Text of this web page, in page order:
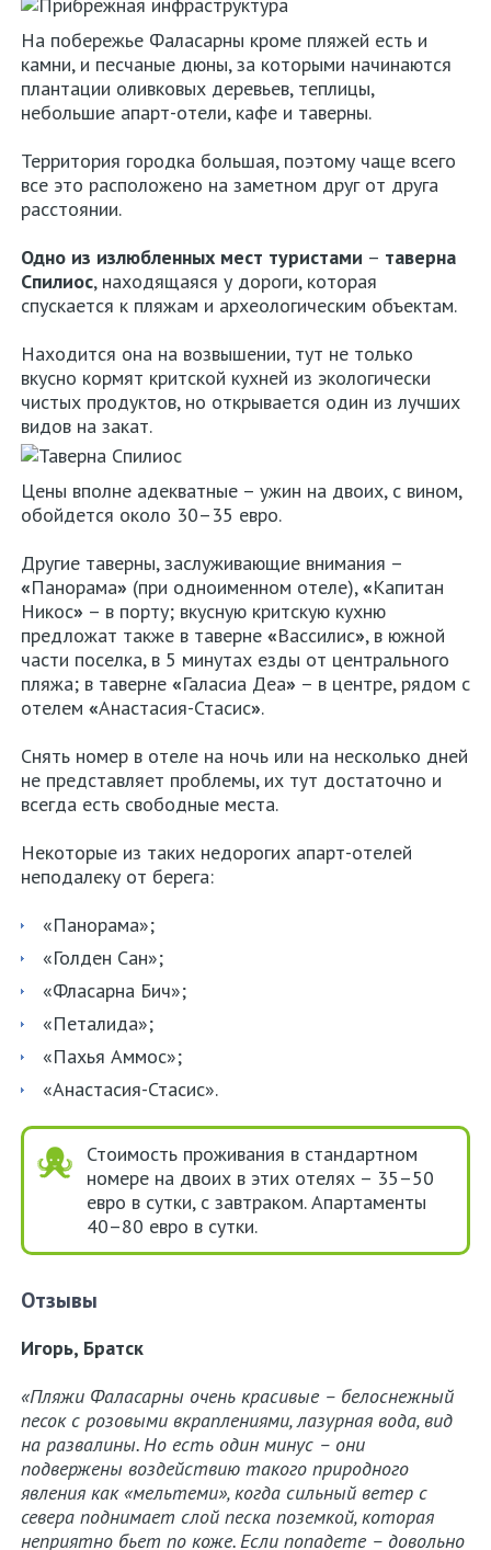
На побережье Фаласарны кроме пляжей есть и
камни, и песчаные дюны, за которыми начинаются
плантации оливковых деревьев, теплицы,
небольшие апарт-отели, кафе и таверны.
Территория городка большая, поэтому чаще всего
все это расположено на заметном друг от друга
расстоянии.
Одно из излюбленных мест туристами – таверна
Спилиос, находящаяся у дороги, которая
спускается к пляжам и археологическим объектам.
Находится она на возвышении, тут не только
вкусно кормят критской кухней из экологически
чистых продуктов, но открывается один из лучших
видов на закат.
Цены вполне адекватные – ужин на двоих, с вином,
обойдется около 30–35 евро.
Другие таверны, заслуживающие внимания –
«Панорама» (при одноименном отеле),«Капитан
Никос» – в порту; вкусную критскую кухню
предложат также в таверне «Вассилис», в южной
части поселка, в 5 минутах езды от центрального
пляжа; в таверне «Галасиа Деа» – в центре, рядом с
отелем «Анастасия-Стасис».
Снять номер в отеле на ночь или на несколько дней
не представляет проблемы, их тут достаточно и
всегда есть свободные места.
Некоторые из таких недорогих апарт-отелей
неподалеку от берега:
«Панорама»;
«Голден Сан»;
«Фласарна Бич»;
«Петалида»;
«Пахья Аммос»;
«Анастасия-Стасис».
Стоимость проживания в стандартном
номере на двоих в этих отелях – 35–50
евро в сутки, с завтраком. Апартаменты
40–80 евро в сутки.
Отзывы
Игорь, Братск
«Пляжи Фаласарны очень красивые – белоснежный
песок с розовыми вкраплениями, лазурная вода, вид
на развалины. Но есть один минус – они
подвержены воздействию такого природного
явления как «мельтеми», когда сильный ветер с
севера поднимает слой песка поземкой, которая
неприятно бьет по коже. Если попадете – довольно